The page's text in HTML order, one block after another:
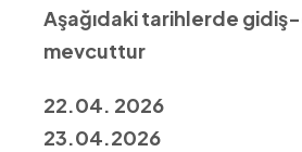
Aşağıdaki tarihlerde
mevcuttur
22.04. 2026
23.04.2026